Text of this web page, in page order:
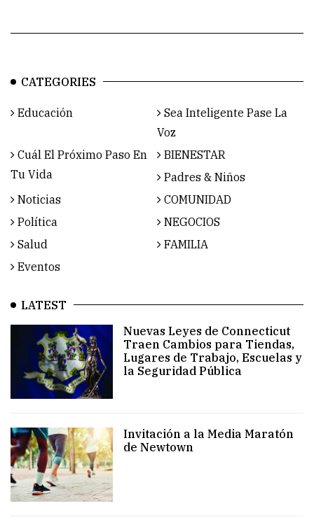
CATEGORIES
Educación
Sea Inteligente Pase La
Voz
Cuál El Próximo Paso En
Tu Vida
BIENESTAR
Padres & Niños
Noticias
COMUNIDAD
Política
NEGOCIOS
Salud
FAMILIA
Eventos
LATEST
Nuevas Leyes de Connecticut
Traen Cambios para Tiendas,
Lugares de Trabajo, Escuelas y
la Seguridad Pública
Invitación a la Media Maratón
de Newtown